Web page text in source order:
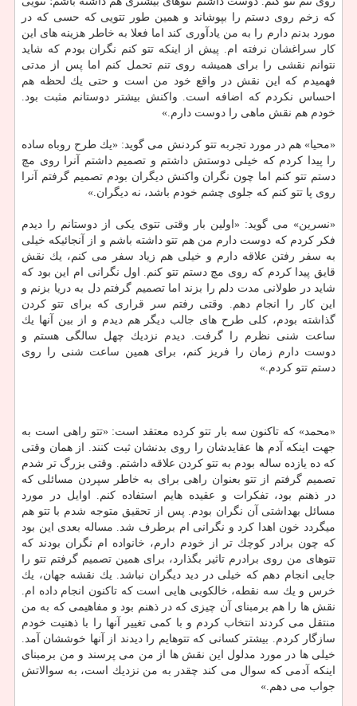
كه زخم روی دستم را بپوشاند و همین طور تتویی كه حسی كه در
مورد بدنم دارم را به من یادآوری كند اما فعلا به خاطر هزینه های این
كار سراغشان نرفته ام. پیش از اینكه تتو كنم نگران بودم كه شاید
نتوانم نقشی را برای همیشه روی تنم تحمل كنم اما پس از مدتی
فهمیدم كه این نقش در واقع خود من است و حتی یك لحظه هم
احساس نكردم كه اضافه است. واكنش بیشتر دوستانم مثبت بود.
خودم هم نقش ماهی را دوست دارم.»
«محیا» هم در مورد تجربه تتو كردنش می گوید: «یك طرح روباه ساده
را پیدا كردم كه خیلی دوستش داشتم و تصمیم داشتم آنرا روی مچ
دستم تتو كنم اما چون نگران واكنش دیگران بودم تصمیم گرفتم آنرا
روی پا تتو كنم كه جلوی چشم خودم باشد، نه دیگران.»
«نسرین» می گوید: «اولین بار وقتی تتوی یكی از دوستانم را دیدم
فكر كردم كه دوست دارم من هم تتو داشته باشم و از آنجائیكه خیلی
به سفر رفتن علاقه دارم و خیلی هم زیاد سفر می كنم، یك نقش
قایق پیدا كردم كه روی مچ دستم تتو كنم. اول نگرانی ام این بود كه
شاید در طولانی مدت دلم را بزند اما تصمیم گرفتم دل به دریا بزنم و
این كار را انجام دهم. وقتی رفتم سر قراری كه برای تتو كردن
گذاشته بودم، كلی طرح های جالب دیگر هم دیدم و از بین آنها یك
ساعت شنی نظرم را گرفت. دیدم نزدیك چهل سالگی هستم و
دوست دارم زمان را فریز كنم، برای همین ساعت شنی را روی
دستم تتو كردم.»
«محمد» كه تاكنون سه بار تتو كرده معتقد است: «تتو راهی است به
جهت اینكه آدم ها عقایدشان را روی بدنشان ثبت كنند. از همان وقتی
كه ده یازده ساله بودم به تتو كردن علاقه داشتم. وقتی بزرگ تر شدم
تصمیم گرفتم از تتو بعنوان راهی برای به خاطر سپردن مسائلی كه
در ذهنم بود، تفكرات و عقیده هایم استفاده كنم. اوایل در مورد
مسائل بهداشتی آن نگران بودم. پس از تحقیق متوجه شدم با تتو هم
میگردد خون اهدا كرد و نگرانی ام برطرف شد. مساله بعدی این بود
كه چون برادر كوچك تر از خودم دارم، خانواده ام نگران بودند كه
تتوهای من روی برادرم تاثیر بگذارد، برای همین تصمیم گرفتم تتو را
جایی انجام دهم كه خیلی در دید دیگران نباشد. یك نقشه جهان، یك
خرس و یك سه نقطه، خالكوبی هایی است كه تاكنون انجام داده ام.
نقش ها را هم برمبنای آن چیزی كه در ذهنم بود و مفاهیمی كه به من
منتقل می كردند انتخاب كردم و با كمی تغییر آنها را با ذهنیت خودم
سازگار كردم. بیشتر كسانی كه تتوهایم را دیدند از آنها خوششان آمد.
خیلی ها در مورد مدلول این نقش ها از من می پرسند و من برمبنای
اینكه آدمی كه سوال می كند چقدر به من نزدیك است، به سوالاتش
جواب می دهم.»